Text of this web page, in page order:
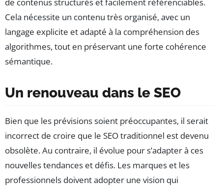
Cela nécessite un contenu très organisé, avec un
langage explicite et adapté à la compréhension des
algorithmes, tout en préservant une forte cohérence
sémantique.
Un renouveau dans le SEO
Bien que les prévisions soient préoccupantes, il serait
incorrect de croire que le SEO traditionnel est devenu
obsolète. Au contraire, il évolue pour s’adapter à ces
nouvelles tendances et défis. Les marques et les
professionnels doivent adopter une vision qui